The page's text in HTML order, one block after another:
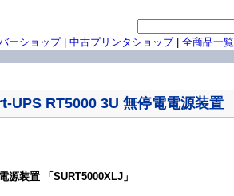
UPS RT5000 3U 無停電電源装置
源装置 「SURT5000XLJ」
ーショップ| 中古プリンタショップ| 全商品一覧